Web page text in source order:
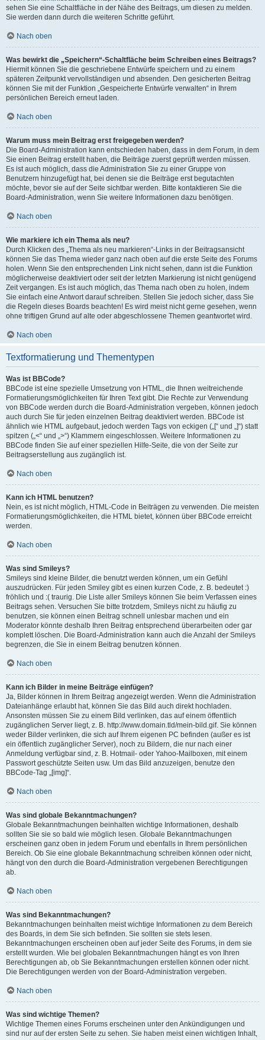
sehen Sie eine Schaltfläche in der Nähe des Beitrags, um diesen zu melden.
Sie werden dann durch die weiteren Schritte geführt.
Nach oben
Was bewirkt die „Speichern“-Schaltfläche beim Schreiben eines Beitrags?
Hiermit können Sie die geschriebene Entwürfe speichern und zu einem
späteren Zeitpunkt vervollständigen und absenden. Den gesicherten Beitrag
können Sie mit der Funktion „Gespeicherte Entwürfe verwalten“ in Ihrem
persönlichen Bereich erneut laden.
Nach oben
Warum muss mein Beitrag erst freigegeben werden?
Die Board-Administration kann entschieden haben, dass in dem Forum, in dem
Sie einen Beitrag erstellt haben, die Beiträge zuerst geprüft werden müssen.
Es ist auch möglich, dass die Administration Sie zu einer Gruppe von
Benutzern hinzugefügt hat, bei denen sie die Beiträge erst begutachten
möchte, bevor sie auf der Seite sichtbar werden. Bitte kontaktieren Sie die
Board-Administration, wenn Sie weitere Informationen dazu benötigen.
Nach oben
Wie markiere ich ein Thema als neu?
Durch Klicken des „Thema als neu markieren“-Links in der Beitragsansicht
können Sie das Thema wieder ganz nach oben auf die erste Seite des Forums
holen. Wenn Sie den entsprechenden Link nicht sehen, dann ist die Funktion
möglicherweise deaktiviert oder seit der letzten Markierung ist nicht genügend
Zeit vergangen. Es ist auch möglich, das Thema nach oben zu holen, indem
Sie einfach eine Antwort darauf schreiben. Stellen Sie jedoch sicher, dass Sie
die Regeln dieses Boards beachten! Es wird meist nicht gerne gesehen, wenn
ohne triftigen Grund auf alte oder abgeschlossene Themen geantwortet wird.
Nach oben
Textformatierung und Thementypen
Was ist BBCode?
BBCode ist eine spezielle Umsetzung von HTML, die Ihnen weitreichende
Formatierungsmöglichkeiten für Ihren Text gibt. Die Rechte zur Verwendung
von BBCode werden durch die Board-Administration vergeben, können jedoch
auch durch Sie für jeden einzelnen Beitrag deaktiviert werden. BBCode ist
ähnlich wie HTML aufgebaut, jedoch werden Tags von eckigen („[“ und „]“) statt
spitzen („<“ und „>“) Klammern eingeschlossen. Weitere Informationen zu
BBCode finden Sie auf einer speziellen Hilfe-Seite, die von der Seite zur
Beitragserstellung aus zugänglich ist.
Nach oben
Kann ich HTML benutzen?
Nein, es ist nicht möglich, HTML-Code in Beiträgen zu verwenden. Die meisten
Formatierungsmöglichkeiten, die HTML bietet, können über BBCode erreicht
werden.
Nach oben
Was sind Smileys?
Smileys sind kleine Bilder, die benutzt werden können, um ein Gefühl
auszudrücken. Für jeden Smiley gibt es einen kurzen Code, z. B. bedeutet :)
fröhlich und :( traurig. Die Liste aller Smileys können Sie beim Verfassen eines
Beitrags sehen. Versuchen Sie bitte trotzdem, Smileys nicht zu häufig zu
benutzen, sie können einen Beitrag schnell unlesbar machen und ein
Moderator könnte deshalb Ihren Beitrag entsprechend überarbeiten oder gar
komplett löschen. Die Board-Administration kann auch die Anzahl der Smileys
begrenzen, die Sie in einem Beitrag benutzen können.
Nach oben
Kann ich Bilder in meine Beiträge einfügen?
Ja, Bilder können in Ihrem Beitrag angezeigt werden. Wenn die Administration
Dateianhänge erlaubt hat, können Sie das Bild auch direkt hochladen.
Ansonsten müssen Sie zu einem Bild verlinken, das auf einem öffentlich
zugänglichen Server liegt, z. B. http://www.domain.tld/mein-bild.gif. Sie können
weder Bilder verlinken, die sich auf Ihrem eigenen PC befinden (außer es ist
ein öffentlich zugänglicher Server), noch zu Bildern, die nur nach einer
Anmeldung verfügbar sind, z. B. Hotmail- oder Yahoo-Mailboxen, mit einem
Passwort geschützte Seiten usw. Um das Bild anzuzeigen, benutze den
BBCode-Tag „[img]“.
Nach oben
Was sind globale Bekanntmachungen?
Globale Bekanntmachungen beinhalten wichtige Informationen, deshalb
sollten Sie sie so bald wie möglich lesen. Globale Bekanntmachungen
erscheinen ganz oben in jedem Forum und ebenfalls in Ihrem persönlichen
Bereich. Ob Sie eine globale Bekanntmachung schreiben können oder nicht,
hängt von den durch die Board-Administration vergebenen Berechtigungen
ab.
Nach oben
Was sind Bekanntmachungen?
Bekanntmachungen beinhalten meist wichtige Informationen zu dem Bereich
des Boards, in dem Sie sich befinden. Sie sollten sie stets lesen.
Bekanntmachungen erscheinen oben auf jeder Seite des Forums, in dem sie
erstellt wurden. Wie bei globalen Bekanntmachungen hängt es von Ihren
Berechtigungen ab, ob Sie Bekanntmachungen erstellen können oder nicht.
Die Berechtigungen werden von der Board-Administration vergeben.
Nach oben
Was sind wichtige Themen?
Wichtige Themen eines Forums erscheinen unter den Ankündigungen und
sind nur auf der ersten Seite zu sehen. Sie haben meist einen wichtigen Inhalt,